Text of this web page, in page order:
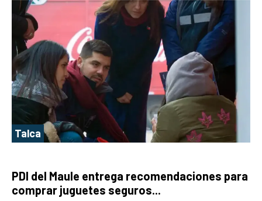
Talca
PDI del Maule entrega recomendaciones para
comprar juguetes seguros...